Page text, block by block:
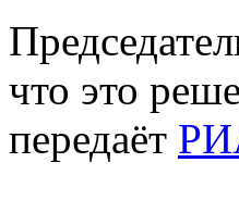
что это
передаёт